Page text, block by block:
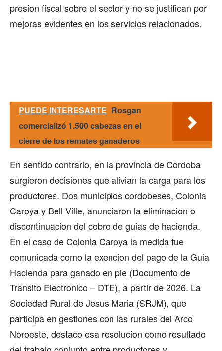
presion fiscal sobre el sector y no se justifican por
mejoras evidentes en los servicios relacionados.
PUEDE INTERESARTE Rosgan
comercializó 1.500 cabezas en el
cierre de los remates ganaderos
En sentido contrario, en la provincia de Cordoba
surgieron decisiones que alivian la carga para los
productores. Dos municipios cordobeses, Colonia
Caroya y Bell Ville, anunciaron la eliminacion o
discontinuacion del cobro de guias de hacienda.
En el caso de Colonia Caroya la medida fue
comunicada como la exencion del pago de la Guia
Hacienda para ganado en pie (Documento de
Transito Electronico – DTE), a partir de 2026. La
Sociedad Rural de Jesus Maria (SRJM), que
participa en gestiones con las rurales del Arco
Noroeste, destaco esa resolucion como resultado